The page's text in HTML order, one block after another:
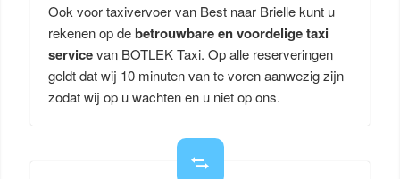
Ook voor taxivervoer van Best naar Brielle kunt u
rekenen op debetrouwbare en voordelige taxi
servicevan BOTLEK Taxi. Op alle reserveringen
geldt dat wij 10 minuten van te voren aanwezig zijn
zodat wij op u wachten en u niet op ons.